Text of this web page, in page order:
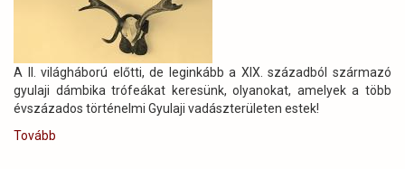
A II. világháború előtti, de leginkább a XIX. századból származó
gyulaji dámbika trófeákat keresünk, olyanokat, amelyek a több
évszázados történelmi Gyulaji vadászterületen estek!
Tovább